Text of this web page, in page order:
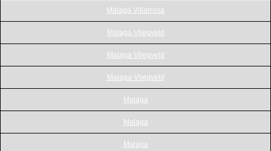
Malaga Villarrosa
Malaga Vliegveld
Malaga Vliegveld
Malaga Vliegveld
Malaga
Malaga
Malaga